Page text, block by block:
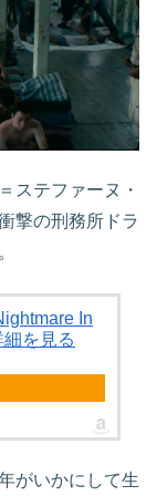
ステファーヌ・
撃の刑務所ドラ
In
を見る
がいかにして生